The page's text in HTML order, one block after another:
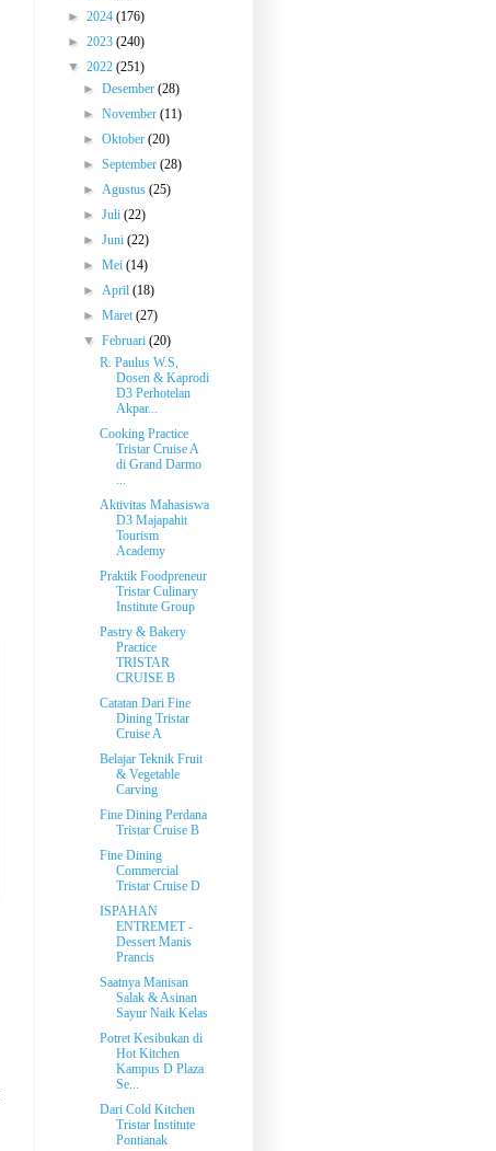
► 2024 (176)
► 2023 (240)
▼ 2022 (251)
►Desember(28)
►November(11)
►Oktober(20)
►September(28)
►Agustus(25)
►Juli(22)
►Juni(22)
►Mei(14)
►April(18)
►Maret(27)
▼Februari(20)
R. Paulus W.S,
Dosen & Kaprodi
D3 Perhotelan
Akpar...
Cooking Practice
Tristar Cruise A
di Grand Darmo
...
Aktivitas Mahasiswa
D3 Majapahit
Tourism
Academy
Praktik Foodpreneur
Tristar Culinary
Institute Group
Pastry & Bakery
Practice
TRISTAR
CRUISE B
Catatan Dari Fine
Dining Tristar
Cruise A
Belajar Teknik Fruit
& Vegetable
Carving
Fine Dining Perdana
Tristar Cruise B
Fine Dining
Commercial
Tristar Cruise D
ISPAHAN
ENTREMET -
Dessert Manis
Prancis
Saatnya Manisan
Salak & Asinan
Sayur Naik Kelas
Potret Kesibukan di
Hot Kitchen
Kampus D Plaza
Se...
Dari Cold Kitchen
Tristar Institute
Pontianak